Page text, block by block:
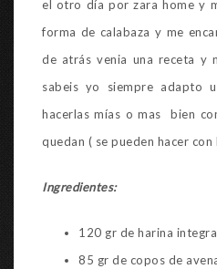
el otro día por zara home y
forma de calabaza y me
de atrás venia una receta y
sabeis yo siempre adapto
hacerlas mías o mas bien
quedan ( se pueden hacer con
Ingredientes:
120 gr de harina
85 gr de copos de